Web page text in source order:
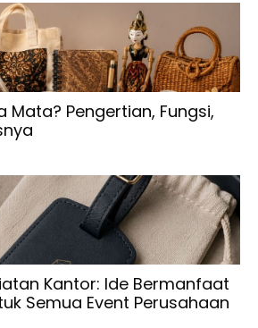
Mata? Pengertian, Fungsi,
Kantor: Ide Bermanfaat
Semua Event Perusahaan